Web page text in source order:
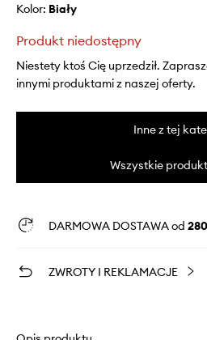
Kolor: biały
Produkt niedostępny
Niestety ktoś Cię uprzedził.
innymi produktami z naszej oferty.
Inne z tej
Wszystkie
DARMOWA DOSTAWA od
ZWROTY I REKLAMACJE